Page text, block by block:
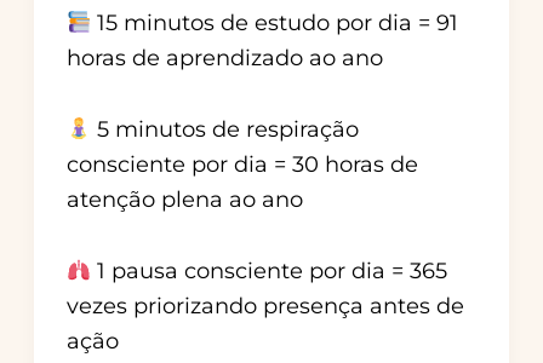
15 minutos de estudo por dia = 91
horas de aprendizado ao ano
5 minutos de respiração
consciente por dia = 30 horas de
atenção plena ao ano
1 pausa consciente por dia = 365
vezes priorizando presença antes de
ação